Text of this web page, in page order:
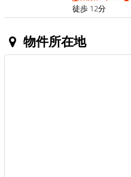
徒歩 12分
物件所在地